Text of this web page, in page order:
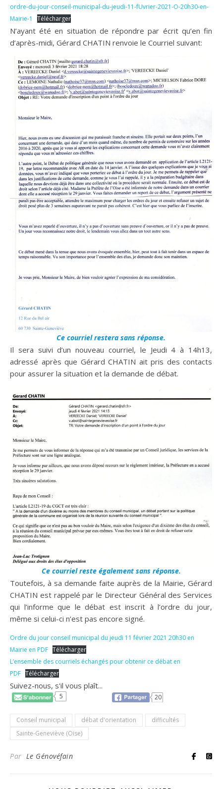
ordre-du-jour-conseil-municipal-du-jeudi-11-fUvrier-2021-O-20h30-en-
Mairie-1
Télécharger
N’ayant été en situation de répondre par écrit qu’en fin
d’après-midi, Gérard CHATIN renvoie le Courriel suivant:
Ce courriel restera sans réponse.
Il sera suivi d’un nouveau courriel, le Jeudi 4 à 14h13,
adressé après que Gérard CHATIN ait pris des contacts
pour assurer la situation et la demande de débat.
Ce courriel reste également sans réponse.
Toutefois, à sa demande faite auprès de la Mairie, Gérard
CHATIN est rappelé par le Directeur Général des Services
qui l’informe que le débat est inscrit à l’ordre du jour,
même si celui-ci n’est pas encore signé.
Ordre du jour conseil municipal du jeudi 11 février 2021 20h30 en
Mairie en PDF Télécharger
L’ensemble des courriels échangés pour obtenir ce débat en
PDF Télécharger
Suivez-nous, s'il vous plaît...
5 20
Conseil municipal débat d'orientation
difficultés
Sainte-Geneviève (Oise)
Par Le Génovéfain